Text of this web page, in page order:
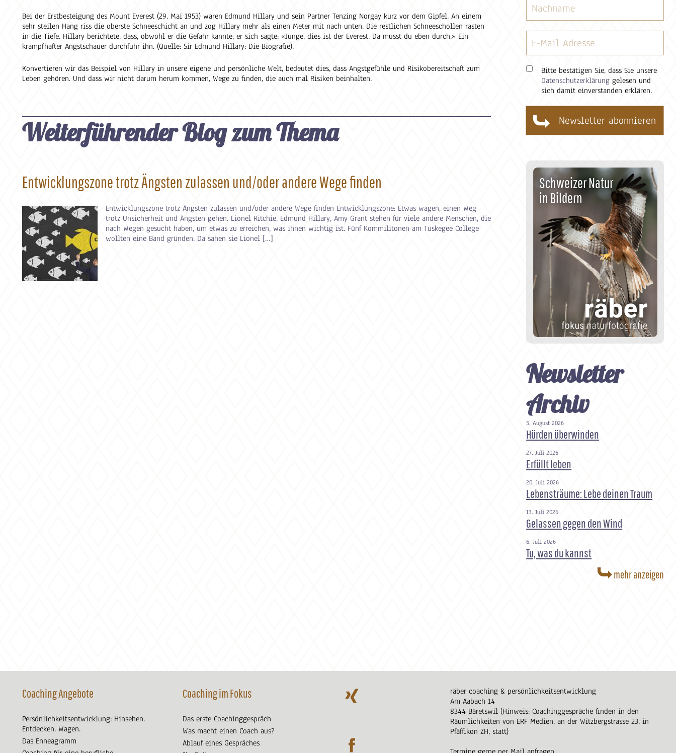
Bei der Erstbesteigung des Mount Everest (29. Mai 1953) waren Edmund Hillary und sein Partner Tenzing Norgay kurz vor dem Gipfel. An einem
sehr steilen Hang riss die oberste Schneeschicht an und zog Hillary mehr als einen Meter mit nach unten. Die restlichen Schneeschollen rasten
in die Tiefe. Hillary berichtete, dass, obwohl er die Gefahr kannte, er sich sagte: «Junge, dies ist der Everest. Da musst du eben durch.» Ein
krampfhafter Angstschauer durchfuhr ihn. (Quelle: Sir Edmund Hillary: Die Biografie).
Konvertieren wir das Beispiel von Hillary in unsere eigene und persönliche Welt, bedeutet dies, dass Angstgefühle und Risikobereitschaft zum
Leben gehören. Und dass wir nicht darum herum kommen, Wege zu finden, die auch mal Risiken beinhalten.
Weiterführender Blog zum Thema
Entwicklungszone trotz Ängsten zulassen und/oder andere Wege finden
Entwicklungszone trotz Ängsten zulassen und/oder andere Wege finden Entwicklungszone: Etwas wagen, einen Weg
trotz Unsicherheit und Ängsten gehen. Lionel Ritchie, Edmund Hillary, Amy Grant stehen für viele andere Menschen, die
nach Wegen gesucht haben, um etwas zu erreichen, was ihnen wichtig ist. Fünf Kommilitonen am Tuskegee College
wollten eine Band gründen. Da sahen sie Lionel […]
Bitte bestätigen Sie, dass Sie unsere
Datenschutzerklärung gelesen und
sich damit einverstanden erklären.
Schweizer Natur
in Bildern
Newsletter
Archiv
3. August 2026
Hürden überwinden
27. Juli 2026
Erfüllt leben
20. Juli 2026
Lebensträume: Lebe deinen Traum
13. Juli 2026
Gelassen gegen den Wind
6. Juli 2026
Tu, was du kannst
mehr anzeigen
Coaching Angebote
Persönlichkeitsentwicklung: Hinsehen.
Entdecken. Wagen.
Das Enneagramm
Coaching im Fokus
Das erste Coachinggespräch
Was macht einen Coach aus?
Ablauf eines Gespräches
räber coaching & persönlichkeitsentwicklung
Am Aabach 14
8344 Bäretswil (Hinweis: Coachinggespräche finden in den
Räumlichkeiten von ERF Medien, an der Witzbergstrasse 23, in
Pfäffikon ZH, statt)